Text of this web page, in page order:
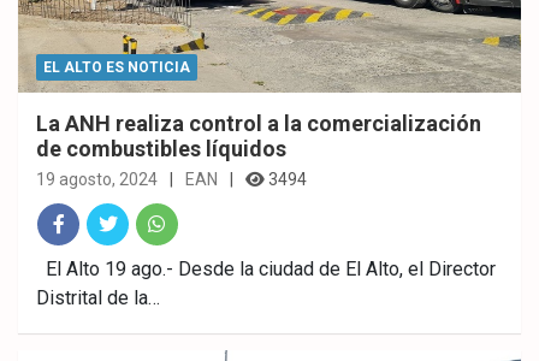
EL ALTO ES NOTICIA
La ANH realiza control a la comercialización
de combustibles líquidos
19 agosto, 2024 EAN 3494
Fac
ebo
Twitt
er
What
sAp
El Alto 19 ago.- Desde la ciudad de El Alto, el Director
Distrital de la…